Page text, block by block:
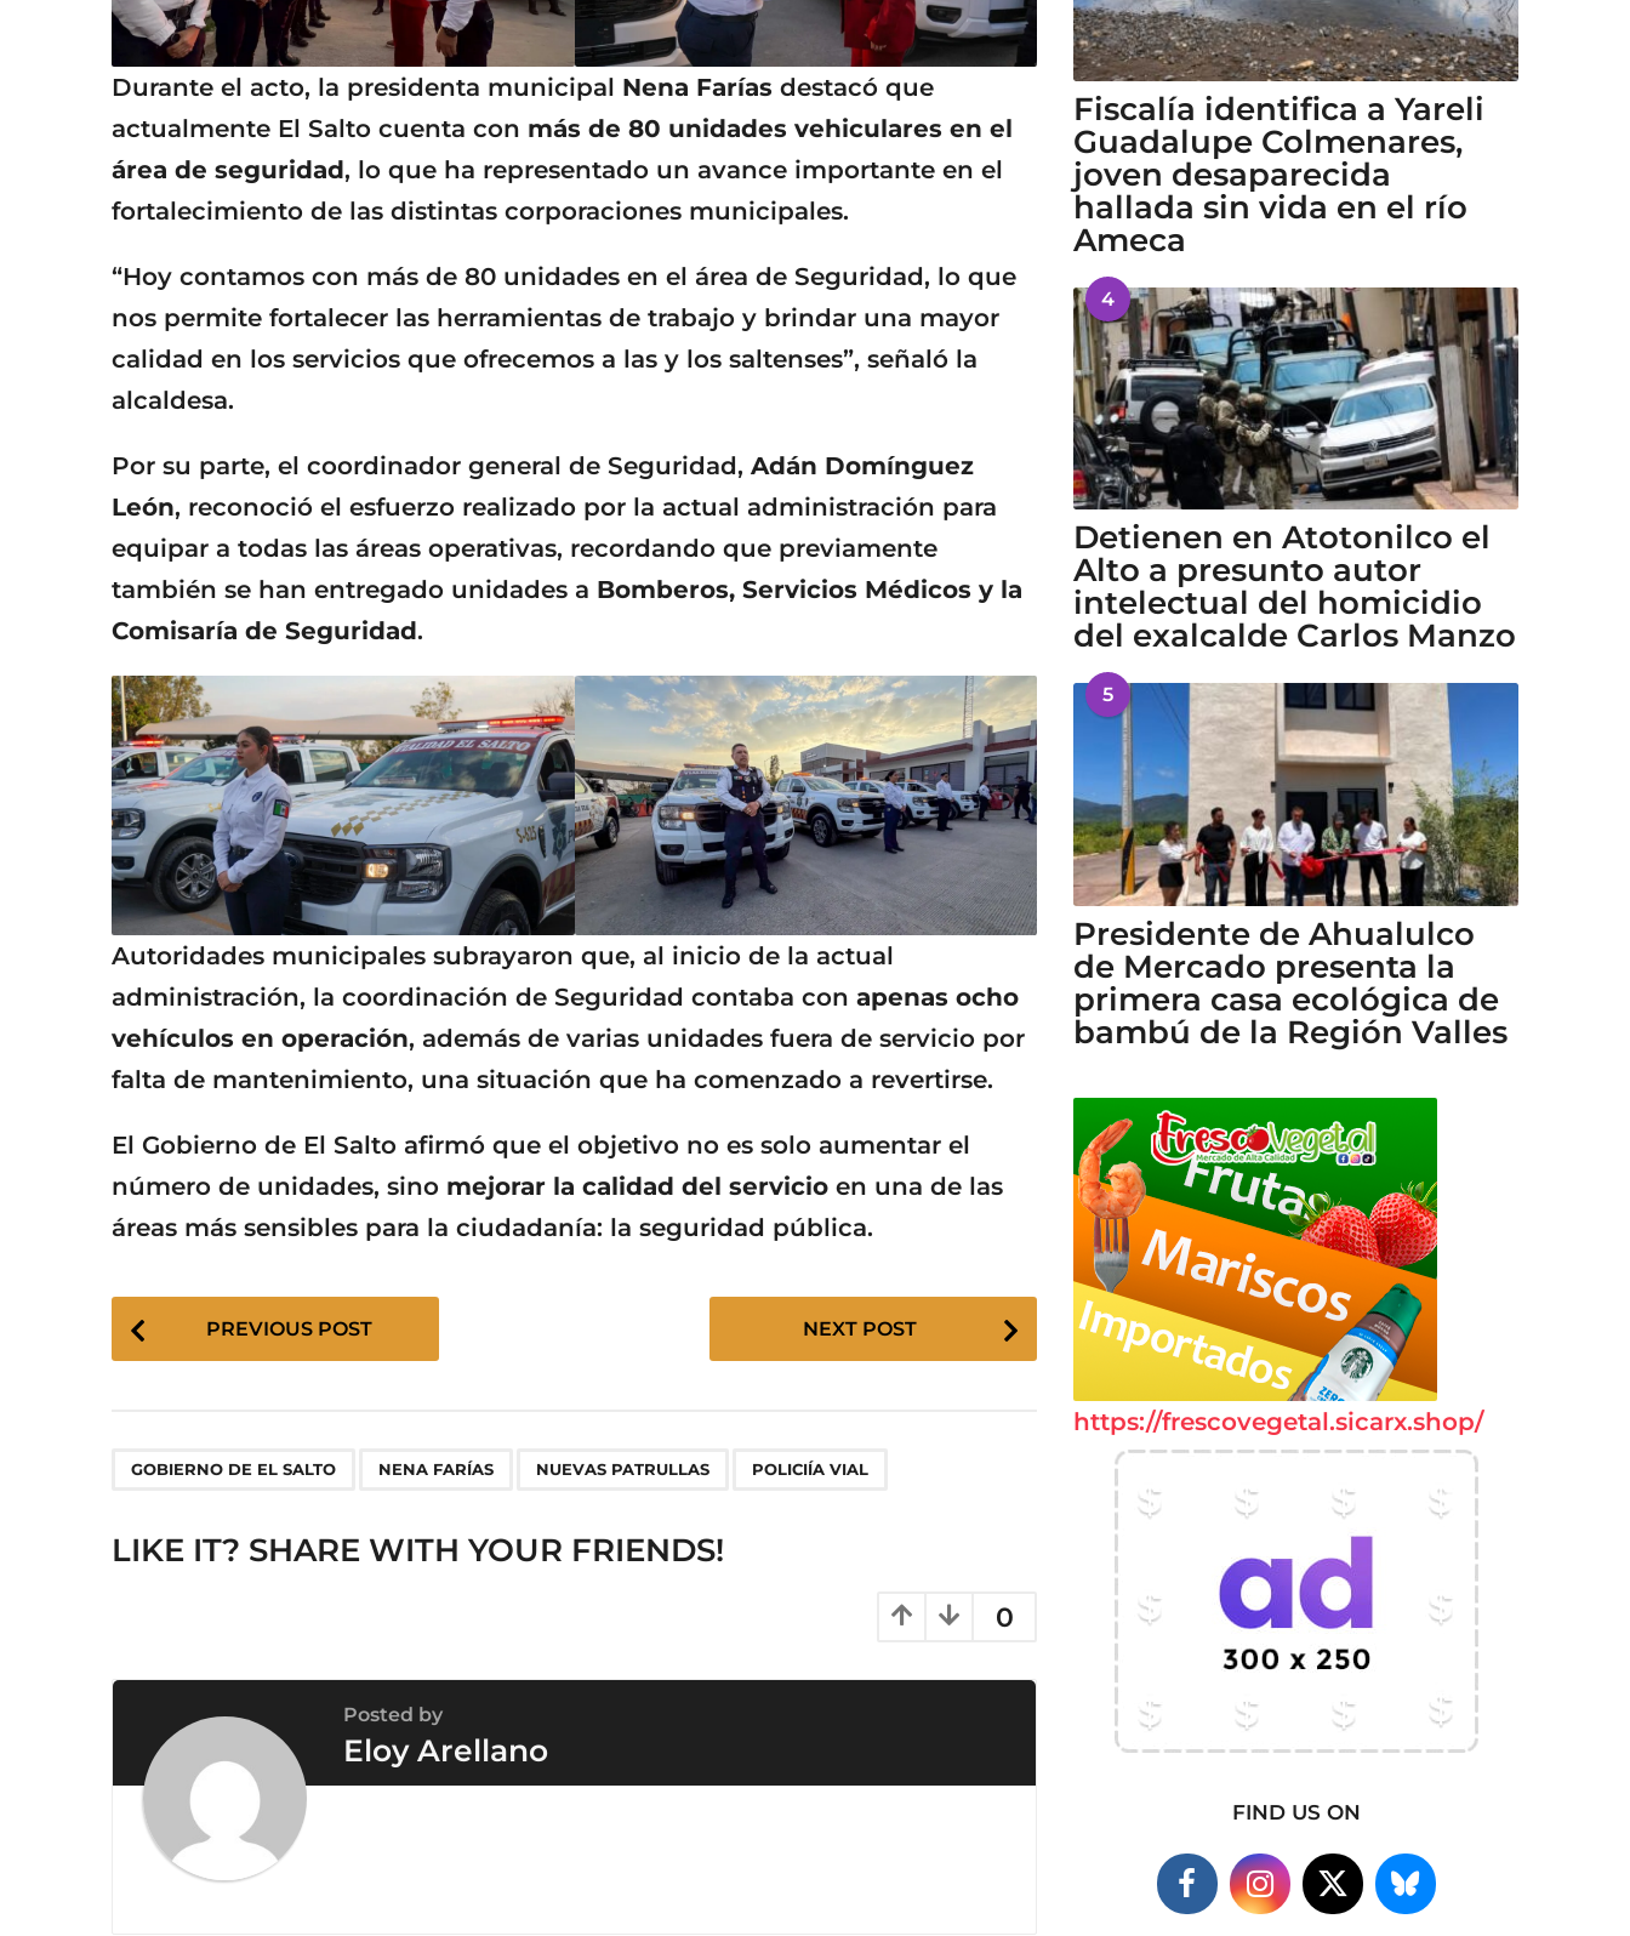
Durante el acto, la presidenta municipal Nena Farías destacó que
actualmente El Salto cuenta con más de 80 unidades vehiculares en el
área de seguridad, lo que ha representado un avance importante en el
fortalecimiento de las distintas corporaciones municipales.
“Hoy contamos con más de 80 unidades en el área de Seguridad, lo que
nos permite fortalecer las herramientas de trabajo y brindar una mayor
calidad en los servicios que ofrecemos a las y los saltenses”, señaló la
alcaldesa.
Por su parte, el coordinador general de Seguridad, Adán Domínguez
León, reconoció el esfuerzo realizado por la actual administración para
equipar a todas las áreas operativas, recordando que previamente
también se han entregado unidades a Bomberos, Servicios Médicos y la
Comisaría de Seguridad.
Autoridades municipales subrayaron que, al inicio de la actual
administración, la coordinación de Seguridad contaba con apenas ocho
vehículos en operación, además de varias unidades fuera de servicio por
falta de mantenimiento, una situación que ha comenzado a revertirse.
El Gobierno de El Salto afirmó que el objetivo no es solo aumentar el
número de unidades, sino mejorar la calidad del servicio en una de las
áreas más sensibles para la ciudadanía: la seguridad pública.
i
i
PREVIOUS POST NEXT POST
GOBIERNO DE EL SALTO NENA FARÍAS NUEVAS PATRULLAS POLICIÍA VIAL
LIKE IT? SHARE WITH YOUR FRIENDS!
0
Posted by
Eloy Arellano
Fiscalía identifica a Yareli
Guadalupe Colmenares,
joven desaparecida
hallada sin vida en el río
Ameca
4
Detienen en Atotonilco el
Alto a presunto autor
intelectual del homicidio
del exalcalde Carlos Manzo
5
Presidente de Ahualulco
de Mercado presenta la
primera casa ecológica de
bambú de la Región Valles
https://frescovegetal.sicarx.shop/
FIND US ON